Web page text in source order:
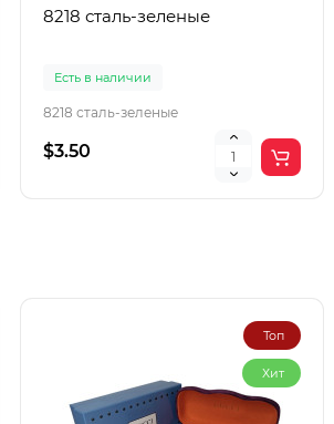
8218 сталь-зеленые
Есть в наличии
8218 сталь-зеленые
$3.50
Топ
Хит